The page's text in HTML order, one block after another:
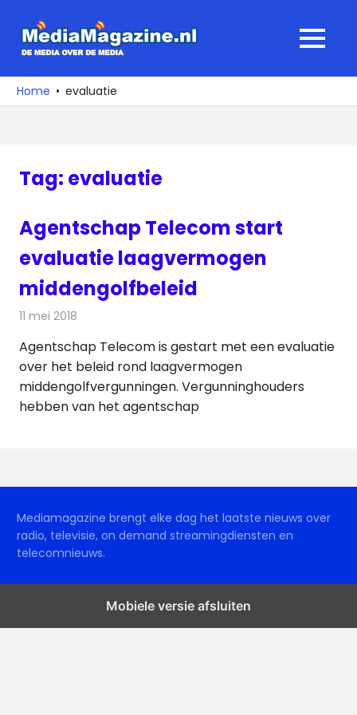
naar
media
over
MENU
Home evaluatie
Tag: evaluatie
Agentschap Telecom start
evaluatie laagvermogen
middengolfbeleid
11 mei 2018
Agentschap Telecom is gestart met een evaluatie
over het beleid rond laagvermogen
middengolfvergunningen. Vergunninghouders
hebben van het agentschap
Mediamagazine brengt elke dag het laatste nieuws over
radio, televisie, on demand streamingdiensten en
telecomnieuws.
Mobiele versie afsluiten